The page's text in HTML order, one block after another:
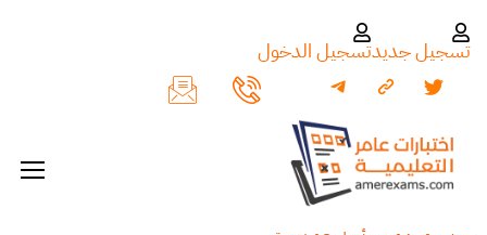
تسجيل جديدتسجيل الدخول